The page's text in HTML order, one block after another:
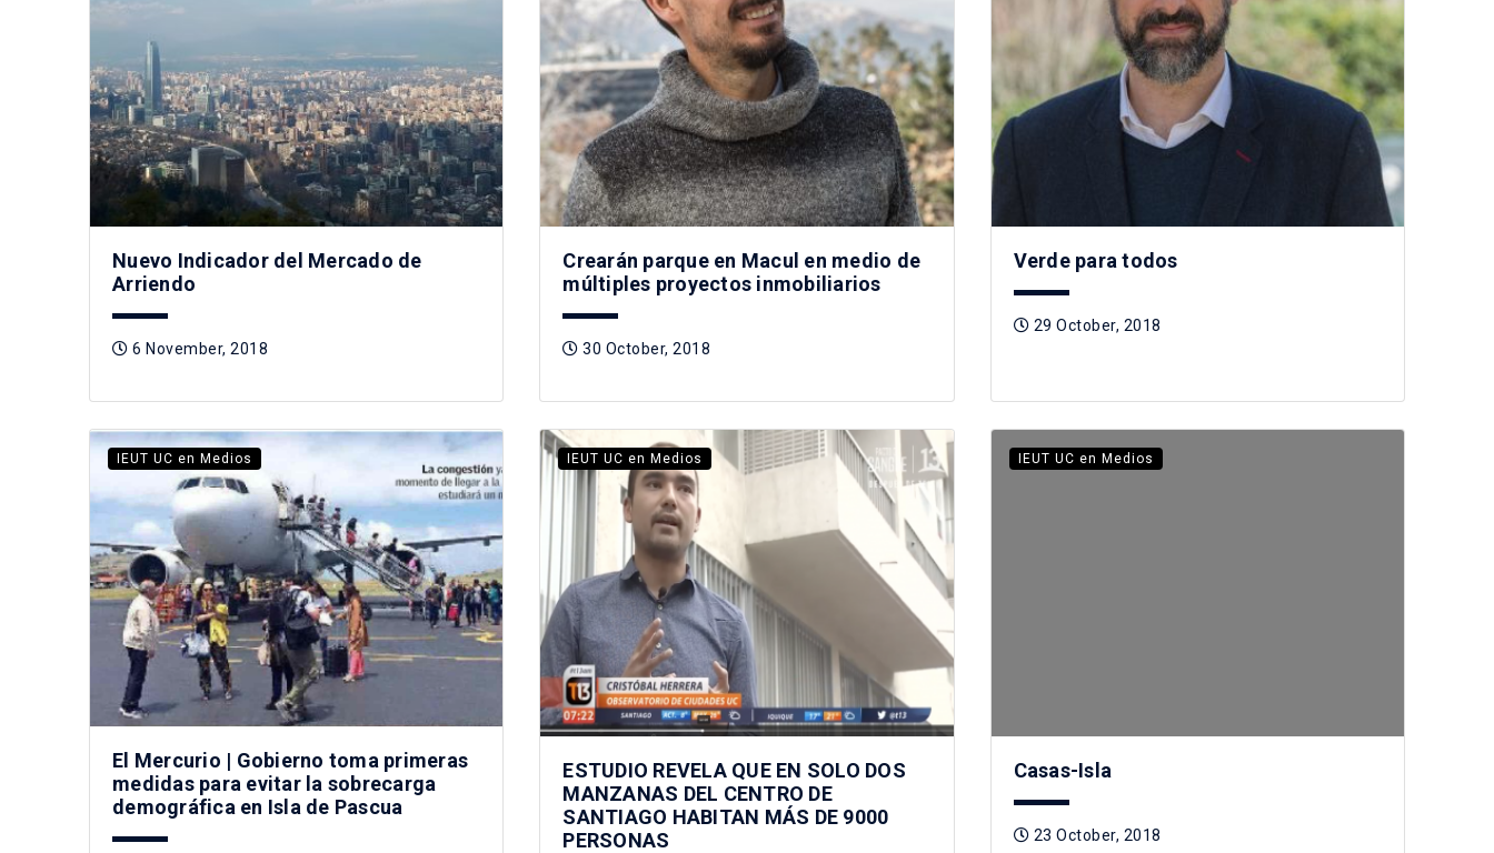
Nuevo Indicador del Mercado de
Arriendo
6 November, 2018
Crearán parque en Macul en medio de
múltiples proyectos inmobiliarios
30 October, 2018
Verde para todos
29 October, 2018
IEUT UC en Medios
El Mercurio | Gobierno toma primeras
medidas para evitar la sobrecarga
demográfica en Isla de Pascua
IEUT UC en Medios
ESTUDIO REVELA QUE EN SOLO DOS
MANZANAS DEL CENTRO DE
SANTIAGO HABITAN MÁS DE 9000
PERSONAS
IEUT UC en Medios
Casas-Isla
23 October, 2018